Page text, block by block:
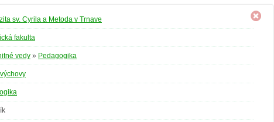
sv. Cyrila a Metoda v Trnave
fakulta
vedy » Pedagogika